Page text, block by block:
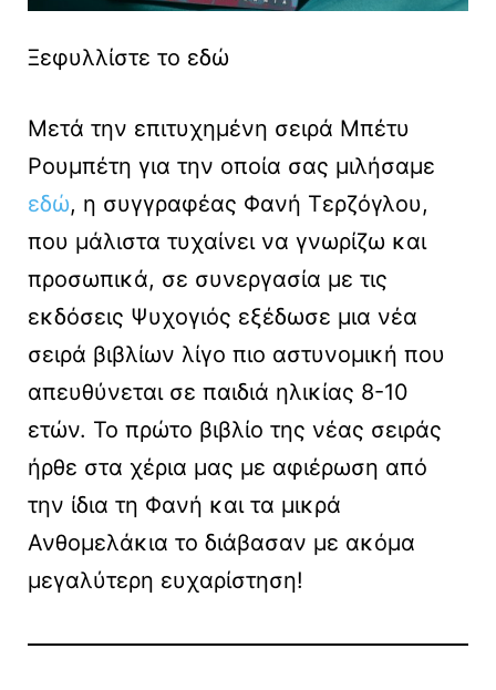
Ξεφυλλίστε το εδώ
Μετά την επιτυχημένη σειρά Μπέτυ
Ρουμπέτη για την οποία σας μιλήσαμε
εδώ, η συγγραφέας Φανή Τερζόγλου,
που μάλιστα τυχαίνει να γνωρίζω και
προσωπικά, σε συνεργασία με τις
εκδόσεις Ψυχογιός εξέδωσε μια νέα
σειρά βιβλίων λίγο πιο αστυνομική που
απευθύνεται σε παιδιά ηλικίας 8-10
ετών. Το πρώτο βιβλίο της νέας σειράς
ήρθε στα χέρια μας με αφιέρωση από
την ίδια τη Φανή και τα μικρά
Ανθομελάκια το διάβασαν με ακόμα
μεγαλύτερη ευχαρίστηση!